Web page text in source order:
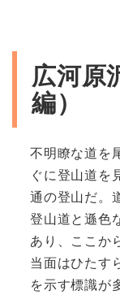
広河原
編）
不明瞭な道を
ぐに登山道を
通の登山だ。
登山道と遜色
あり、ここか
当面はひたす
を示す標識が